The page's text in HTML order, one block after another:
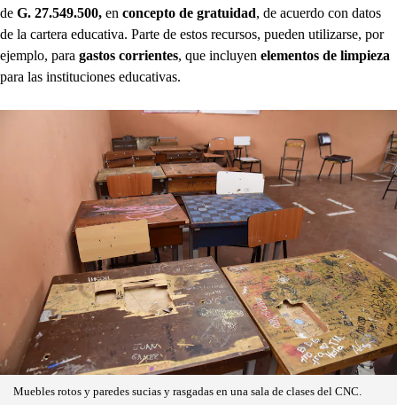
de G. 27.549.500‬, en concepto de gratuidad, de acuerdo con datos
de la cartera educativa. Parte de estos recursos, pueden utilizarse, por
ejemplo, para gastos corrientes, que incluyen elementos de limpieza
para las instituciones educativas.
Muebles rotos y paredes sucias y rasgadas en una sala de clases del CNC.